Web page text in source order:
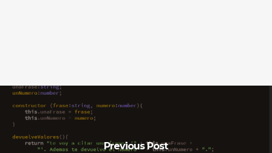
Previous Post